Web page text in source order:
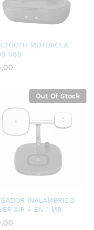
MOTOROLA
085
Out Of Stock
INALAMBRICO
AIR 4 EN 1 M8